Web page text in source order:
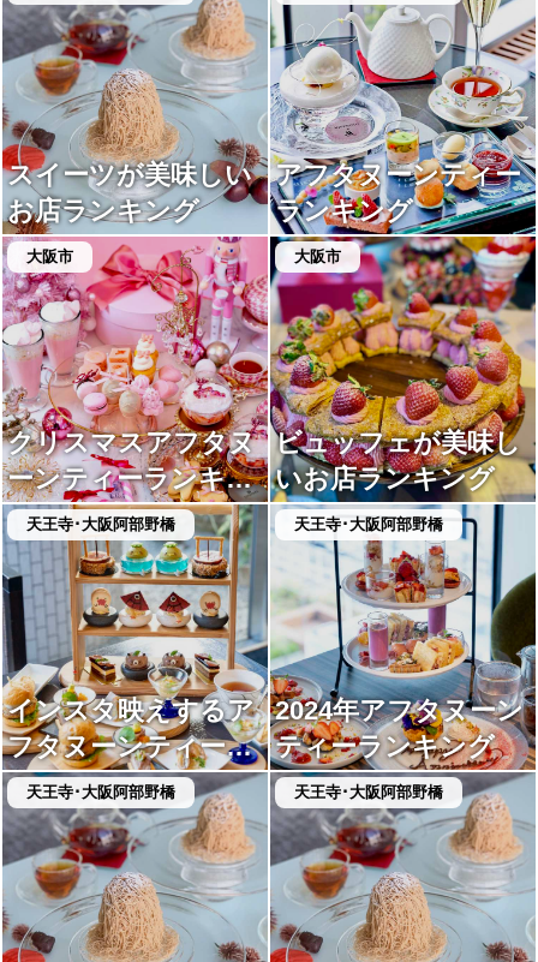
スイーツが美味しい
お店ランキング
アフタヌーンティー
ランキング
大阪市
クリスマスアフタヌ
ーンティーランキン
グ
大阪市
ビュッフェが美味し
いお店ランキング
天王寺･大阪阿部野橋
インスタ映えするア
フタヌーンティーラ
ンキング
天王寺･大阪阿部野橋
2024年アフタヌーン
ティーランキング
天王寺･大阪阿部野橋 天王寺･大阪阿部野橋